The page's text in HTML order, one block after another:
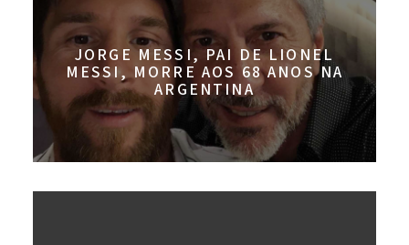
JORGE MESSI, PAI DE LIONEL
MESSI, MORRE AOS 68 ANOS NA
ARGENTINA